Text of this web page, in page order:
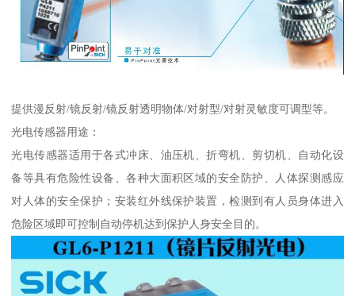
提供漫反射/镜反射/镜反射透明物体/对射型/对射灵敏度可调型等。
光电传感器用途：
光电传感器适用于各式冲床、油压机、折弯机、剪切机、自动化设
备等具有危险性设备、各种大面积区域的安全防护、人体探测感应
对人体的安全保护；安装红外线保护装置，检测到有人员身体进入
危险区域即可控制自动停机达到保护人身安全目的。